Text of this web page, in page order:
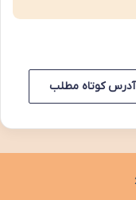
آدرس کوتاه مطلب